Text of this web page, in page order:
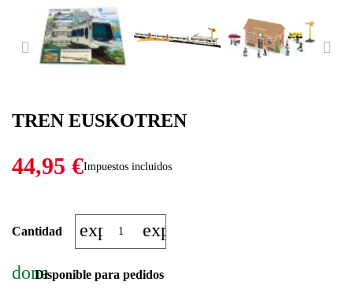
TREN EUSKOTREN
PREVIOUS
44,95 €Impuestos incluidos
Cantidad expand_moreexpand_less
doneDisponible para pedidos